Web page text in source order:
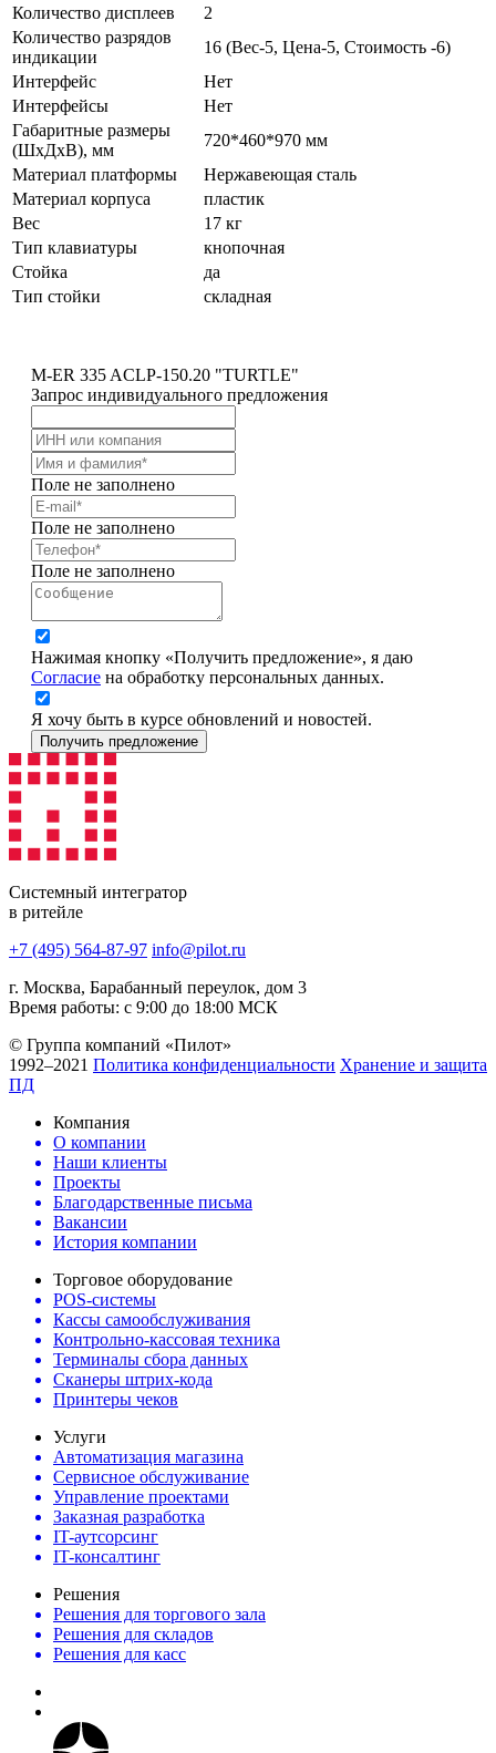
Количество дисплеев
2
Количество разрядов
индикации
16 (Вес-5, Цена-5, Стоимость -6)
Интерфейс
Нет
Интерфейсы
Нет
Габаритные размеры
(ШхДхВ), мм
720*460*970 мм
Материал платформы
Нержавеющая сталь
Материал корпуса
пластик
Вес
17 кг
Тип клавиатуры
кнопочная
Стойка
да
Тип стойки
складная
M-ER 335 ACLP-150.20 "TURTLE"
Запрос индивидуального предложения
Поле не заполнено
Поле не заполнено
Поле не заполнено
Нажимая кнопку «Получить предложение», я даю
Согласие на обработку персональных данных.
Я хочу быть в курсе обновлений и новостей.
Получить предложение
Системный интегратор
в ритейле
+7 (495) 564-87-97 info@pilot.ru
г. Москва, Барабанный переулок, дом 3
Время работы: с 9:00 до 18:00 МСК
© Группа компаний «Пилот»
1992–2021 Политика конфиденциальности Хранение и защита
ПД
Компания
О компании
Наши клиенты
Проекты
Благодарственные письма
Вакансии
История компании
Торговое оборудование
POS-системы
Кассы самообслуживания
Контрольно-кассовая техника
Терминалы сбора данных
Сканеры штрих-кода
Принтеры чеков
Услуги
Автоматизация магазина
Сервисное обслуживание
Управление проектами
Заказная разработка
IT-аутсорсинг
IT-консалтинг
Решения
Решения для торгового зала
Решения для складов
Решения для касс